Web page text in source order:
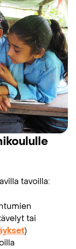
tavoilla:
tai
)